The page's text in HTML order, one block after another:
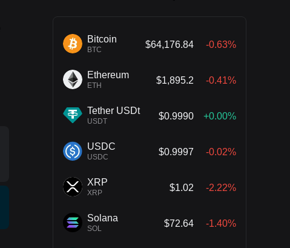
Bitcoin
BTC
$64,176.84 -0.63%
Ethereum
ETH
$1,895.2 -0.41%
Tether USDt
USDT
$0.9990 +0.00%
USDC
USDC
$0.9997 -0.02%
XRP
XRP
$1.02 -2.22%
Solana
SOL
$72.64 -1.40%